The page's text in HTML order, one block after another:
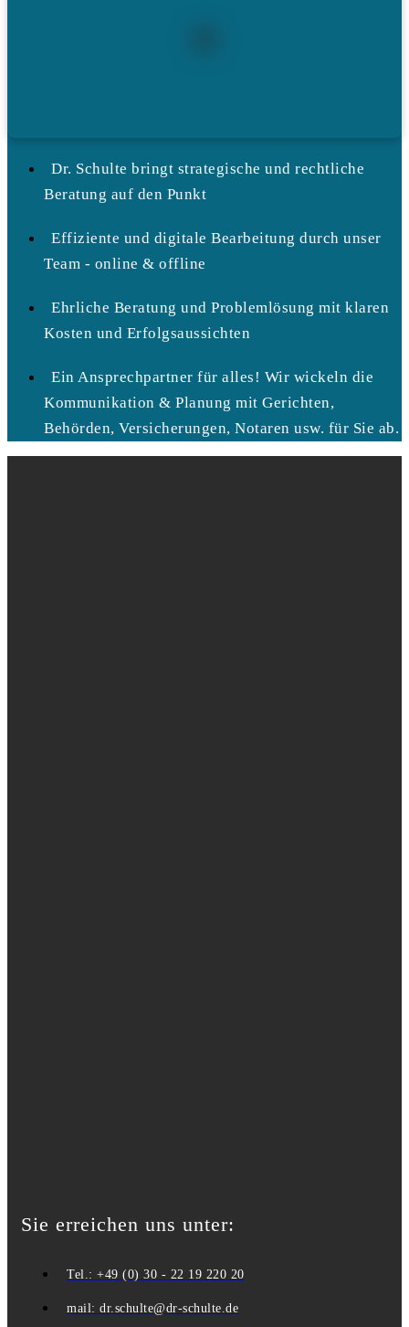
Dr. Schulte bringt strategische und rechtliche
Beratung auf den Punkt
Effiziente und digitale Bearbeitung durch unser
Team - online & offline
Ehrliche Beratung und Problemlösung mit klaren
Kosten und Erfolgsaussichten
Ein Ansprechpartner für alles! Wir wickeln die
Kommunikation & Planung mit Gerichten,
Behörden, Versicherungen, Notaren usw. für Sie ab.
Sie erreichen uns unter:
Tel.: +49 (0) 30 - 22 19 220 20
mail: dr.schulte@dr-schulte.de